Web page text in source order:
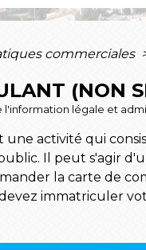
commerciales
(NON
l'information légale et
activité qui
Il peut s'agir
la carte de
devez immatriculer